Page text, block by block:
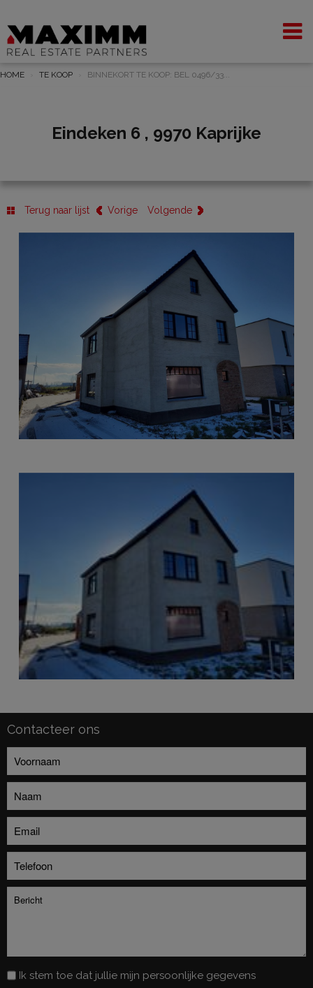
HOME TE KOOP BINNEKORT TE KOOP: BEL 0496/33...
Eindeken 6 , 9970 Kaprijke
Terug naar lijst Vorige Volgende
Contacteer ons
Ik stem toe dat jullie mijn persoonlijke gegevens